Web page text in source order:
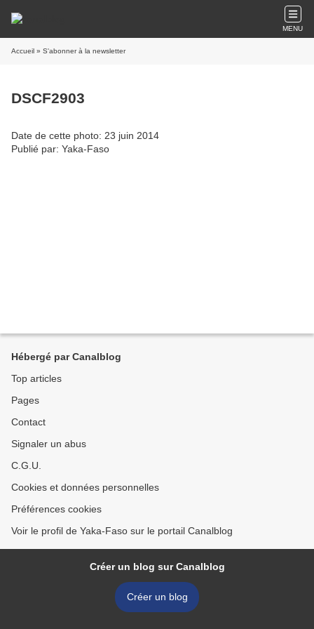
MENU
Accueil » S'abonner à la newsletter
DSCF2903
Date de cette photo: 23 juin 2014
Publié par: Yaka-Faso
Hébergé par Canalblog
Top articles
Pages
Contact
Signaler un abus
C.G.U.
Cookies et données personnelles
Préférences cookies
Voir le profil de Yaka-Faso sur le portail Canalblog
Créer un blog sur Canalblog
Créer un blog